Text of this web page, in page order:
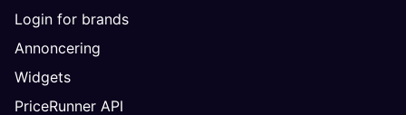
Login for brands
Annoncering
Widgets
PriceRunner API